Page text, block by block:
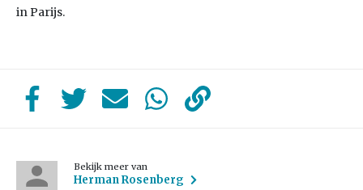
in Parijs.
Bekijk meer van
Herman Rosenberg